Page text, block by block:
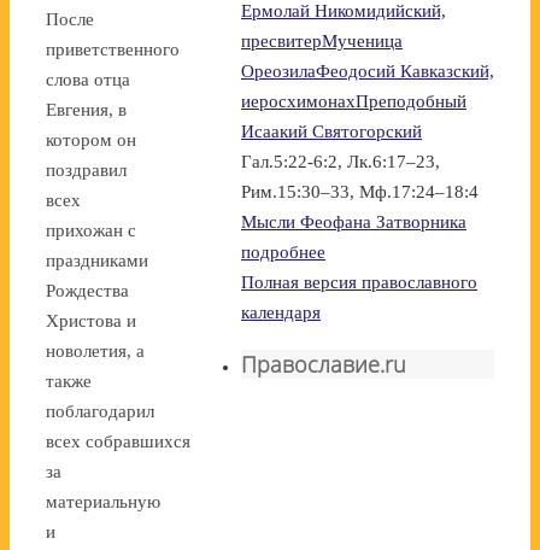
После
приветственного
слова отца
Евгения, в
котором он
поздравил
всех
прихожан с
праздниками
Рождества
Христова и
новолетия, а
также
поблагодарил
всех собравшихся
за
материальную
и
Ермолай Никомидийский,
пресвитерМученица
ОреозилаФеодосий Кавказский,
иеросхимонахПреподобный
Исаакий Святогорский
Гал.5:22-6:2, Лк.6:17–23,
Рим.15:30–33, Мф.17:24–18:4
Мысли Феофана Затворника
подробнее
Полная версия православного
календаря
Православие.ru